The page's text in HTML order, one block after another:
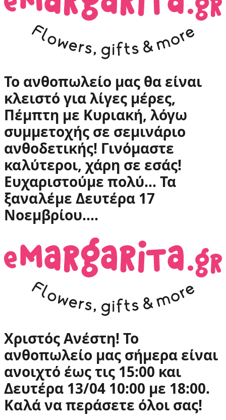
Το ανθοπωλείο μας θα είναι
κλειστό για λίγες μέρες,
Πέμπτη με Κυριακή, λόγω
συμμετοχής σε σεμινάριο
ανθοδετικής! Γινόμαστε
καλύτεροι, χάρη σε εσάς!
Ευχαριστούμε πολύ... Τα
ξαναλέμε Δευτέρα 17
Νοεμβρίου....
Χριστός Ανέστη! Το
ανθοπωλείο μας σήμερα είναι
ανοιχτό έως τις 15:00 και
Δευτέρα 13/04 10:00 με 18:00.
Καλά να περάσετε όλοι σας!